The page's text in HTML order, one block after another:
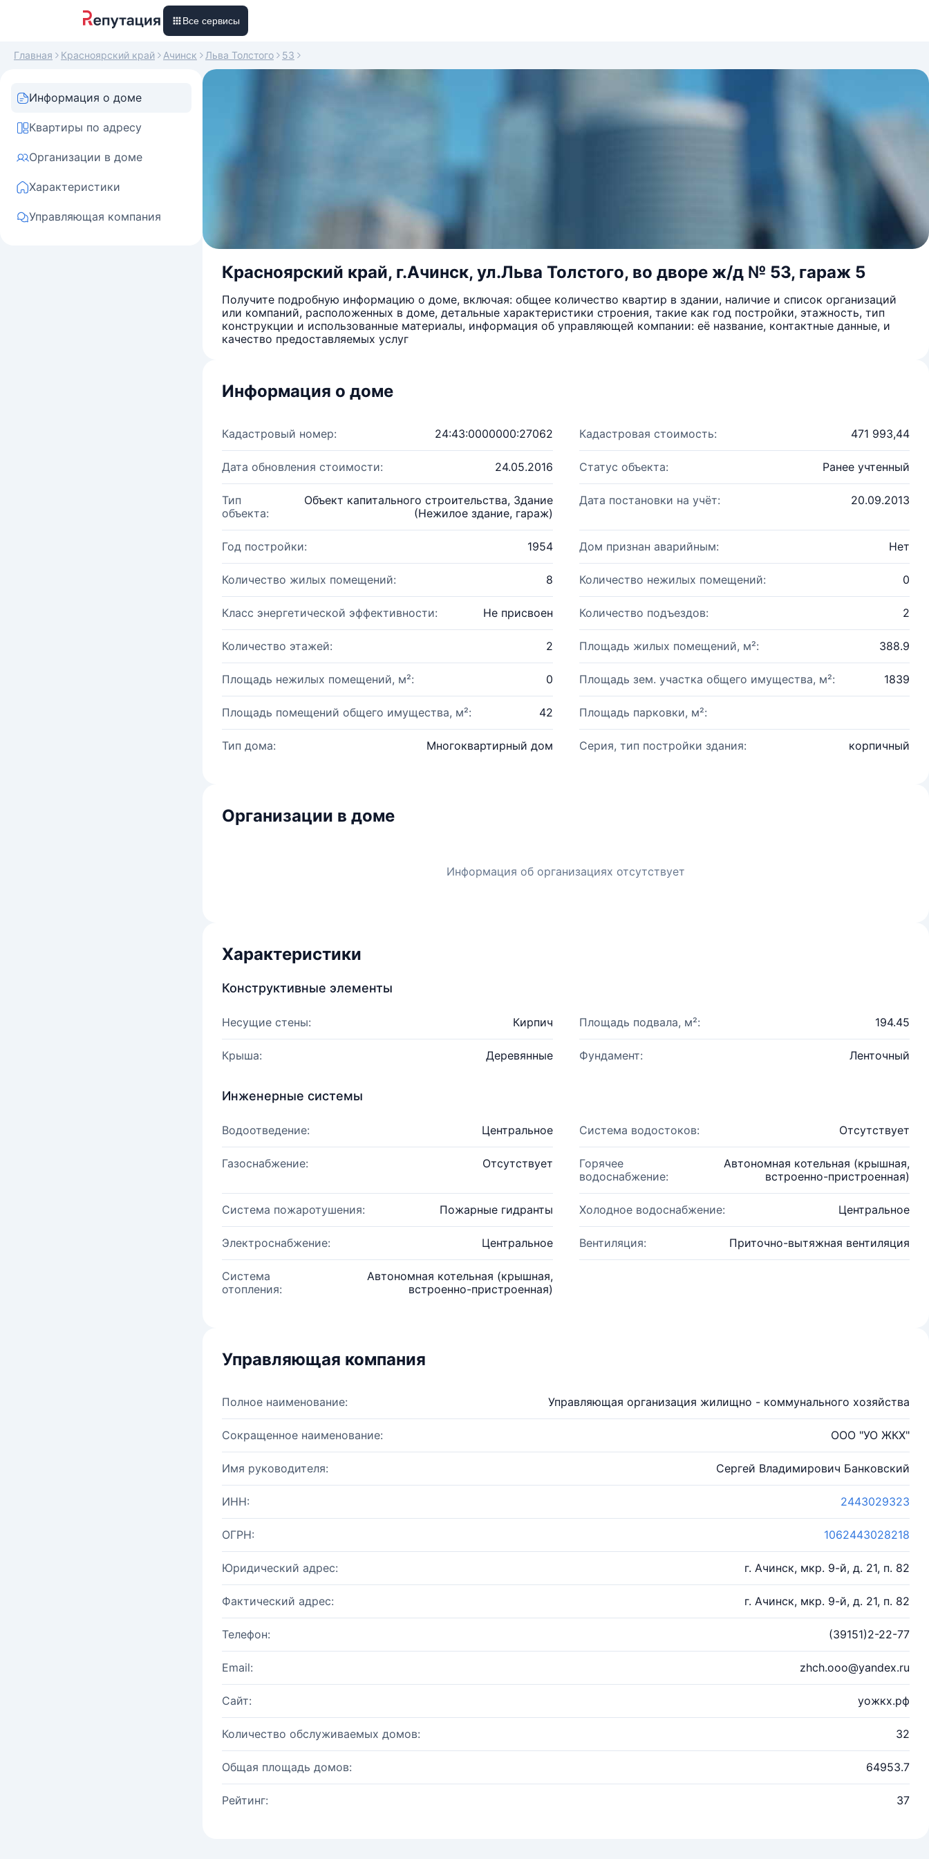
Все сервисы
Главная Красноярский край Ачинск Льва Толстого 53
Информация о доме
Квартиры по адресу
Организации в доме
Характеристики
Управляющая компания
Красноярский край, г.Ачинск, ул.Льва Толстого, во дворе ж/д № 53, гараж 5
Получите подробную информацию о доме, включая: общее количество квартир в здании, наличие и список организаций
или компаний, расположенных в доме, детальные характеристики строения, такие как год постройки, этажность, тип
конструкции и использованные материалы, информация об управляющей компании: её название, контактные данные, и
качество предоставляемых услуг
Информация о доме
Кадастровый номер: 24:43:0000000:27062 Кадастровая стоимость: 471 993,44
Дата обновления стоимости: 24.05.2016 Статус объекта: Ранее учтенный
Тип
объекта:
Объект капитального строительства, Здание
(Нежилое здание, гараж)
Дата постановки на учёт: 20.09.2013
Год постройки: 1954 Дом признан аварийным: Нет
Количество жилых помещений: 8 Количество нежилых помещений: 0
Класс энергетической эффективности: Не присвоен Количество подъездов: 2
Количество этажей: 2 Площадь жилых помещений, м²: 388.9
Площадь нежилых помещений, м²: 0 Площадь зем. участка общего имущества, м²: 1839
Площадь помещений общего имущества, м²: 42 Площадь парковки, м²:
Тип дома: Многоквартирный дом Серия, тип постройки здания: корпичный
Организации в доме
Информация об организациях отсутствует
Характеристики
Конструктивные элементы
Несущие стены: Кирпич Площадь подвала, м²: 194.45
Крыша: Деревянные Фундамент: Ленточный
Инженерные системы
Водоотведение: Центральное Система водостоков: Отсутствует
Газоснабжение: Отсутствует
Горячее
водоснабжение:
Автономная котельная (крышная,
встроенно-пристроенная)
Система пожаротушения: Пожарные гидранты Холодное водоснабжение: Центральное
Электроснабжение: Центральное Вентиляция: Приточно-вытяжная вентиляция
Система
отопления:
Автономная котельная (крышная,
встроенно-пристроенная)
Управляющая компания
Полное наименование: Управляющая организация жилищно - коммунального хозяйства
Сокращенное наименование: ООО "УО ЖКХ"
Имя руководителя: Сергей Владимирович Банковский
ИНН: 2443029323
ОГРН: 1062443028218
Юридический адрес: г. Ачинск, мкр. 9-й, д. 21, п. 82
Фактический адрес: г. Ачинск, мкр. 9-й, д. 21, п. 82
Телефон: (39151)2-22-77
Email: zhch.ooo@yandex.ru
Сайт: уожкх.рф
Количество обслуживаемых домов: 32
Общая площадь домов: 64953.7
Рейтинг: 37